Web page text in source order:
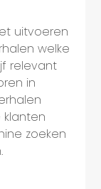
uitvoeren
welke
relevant
in
zoeken